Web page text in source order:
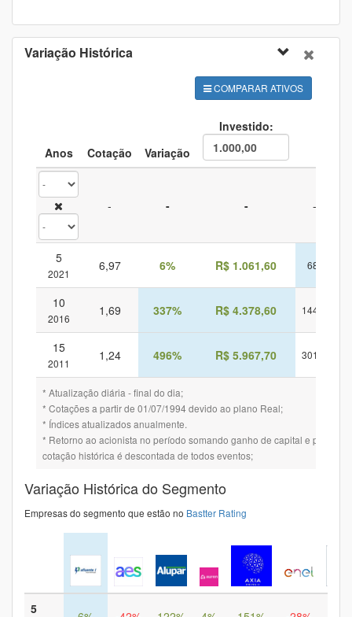
Variação Histórica
COMPARAR ATIVOS
Anos Cotação Variação
Investido:
- - - -
5
2021
6,97 6% R$ 1.061,60 68%
10
2016
1,69 337% R$ 4.378,60 144%
15
2011
1,24 496% R$ 5.967,70 301%
* Atualização diária - final do dia;
* Cotações a partir de 01/07/1994 devido ao plano Real;
* Índices atualizados anualmente.
* Retorno ao acionista no período somando ganho de capital e
cotação histórica é descontada de todos eventos;
Variação Histórica do Segmento
Empresas do segmento que estão no Bastter Rating
5